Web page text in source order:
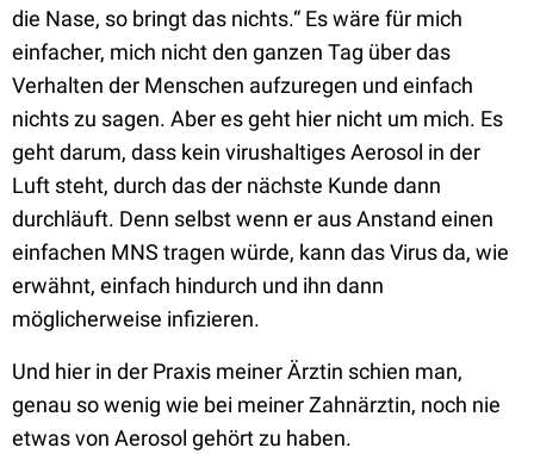
die Nase, so bringt das nichts.“ Es wäre für mich
einfacher, mich nicht den ganzen Tag über das
Verhalten der Menschen aufzuregen und einfach
nichts zu sagen. Aber es geht hier nicht um mich. Es
geht darum, dass kein virushaltiges Aerosol in der
Luft steht, durch das der nächste Kunde dann
durchläuft. Denn selbst wenn er aus Anstand einen
einfachen MNS tragen würde, kann das Virus da, wie
erwähnt, einfach hindurch und ihn dann
möglicherweise infizieren.
Und hier in der Praxis meiner Ärztin schien man,
genau so wenig wie bei meiner Zahnärztin, noch nie
etwas von Aerosol gehört zu haben.